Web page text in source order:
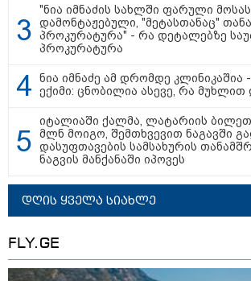
მითები
პოლიტიკა
"ნია იმნაძის სახლში ფარული
დამონტაჟებული, "მეტასთანაც"
პროკურატურა" - რა დეტალებზე
პროკურატურა
ნია იმნაძე ამ დრომდე კლინიკაშია
ექიმი: ცნობილია ასევე, რა მუხლით
იტალიაში ქალმა, ლატარიის
მლნ მოიგო, შემთხვევით ნაგავში
დასუფთავების სამსახურის
ნაგვის მანქანაში იპოვეს
დღის ყველა სიახლე
FLY.GE